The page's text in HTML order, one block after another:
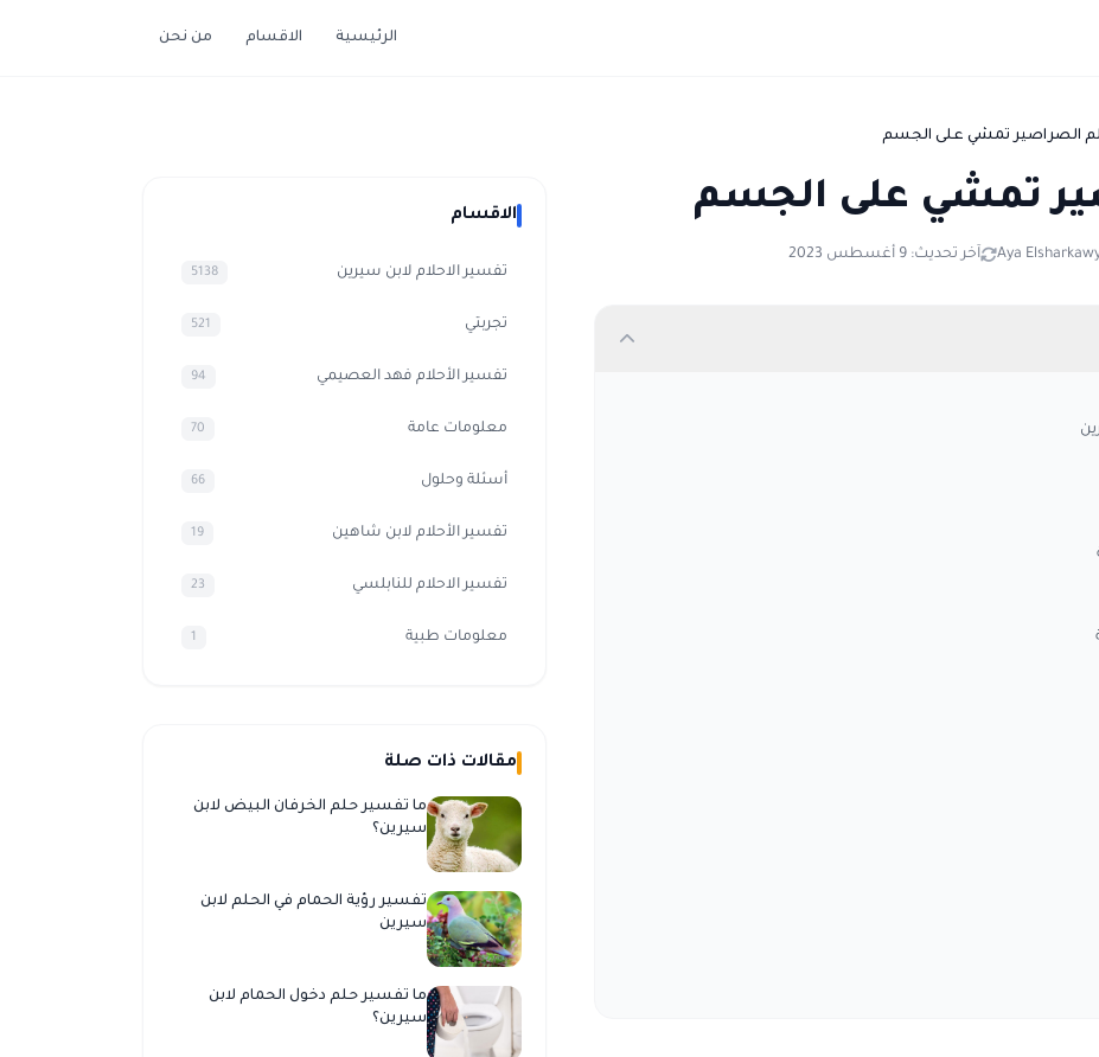
الرئيسية الاقسام من نحن
الصراصير تمشي على الجسم
تمشي على الجسم
Aya آخر تحديث: 9 أغسطس 2023
الاقسام
تفسير الاحلام لابن سيرين 5138
تجربتي 521
تفسير الأحلام فهد العصيمي 94
معلومات عامة 70
أسئلة وحلول 66
تفسير الأحلام لابن شاهين 19
تفسير الاحلام للنابلسي 23
معلومات طبية 1
مقالات ذات صلة
ما تفسير حلم الخرفان البيض لابن
سيرين؟
تفسير رؤية الحمام في الحلم لابن
سيرين
ما تفسير حلم دخول الحمام لابن
سيرين؟